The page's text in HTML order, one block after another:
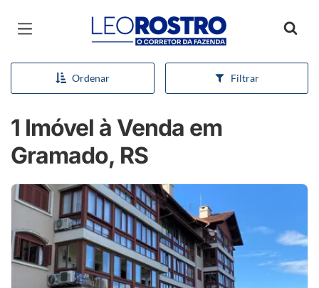
Página inicial
Ordenar Filtrar
1 Imóvel à Venda em
Gramado, RS